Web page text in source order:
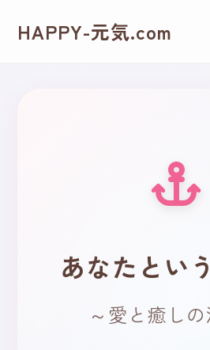
HAPPY-元気.com
あなたとい
～愛と癒し